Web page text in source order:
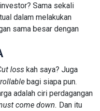
Sama sekali
dalam melakukan
sama besar dengan
loss kah saya? Juga
bagi siapa pun.
adalah ciri perdagangan
come down. Dan itu